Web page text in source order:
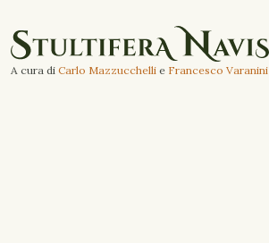
A cura di Carlo Mazzucchelli e Francesco Varanini